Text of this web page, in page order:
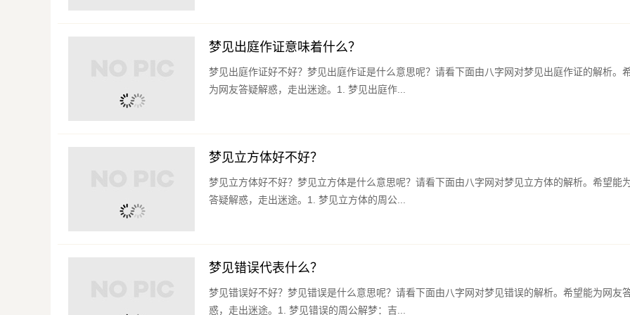
梦见出庭作证意味着什么？
梦见出庭作证好不好？梦见出庭作证是什么意思呢？请看下面由八字网对梦见出庭作证的解析。
为网友答疑解惑，走出迷途。1. 梦见出庭作...
梦见立方体好不好？
梦见立方体好不好？梦见立方体是什么意思呢？请看下面由八字网对梦见立方体的解析。希望能
答疑解惑，走出迷途。1. 梦见立方体的周公...
梦见错误代表什么？
梦见错误好不好？梦见错误是什么意思呢？请看下面由八字网对梦见错误的解析。希望能为网友
惑，走出迷途。1. 梦见错误的周公解梦：吉...